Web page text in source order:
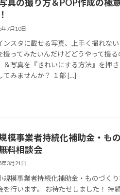
写真の撮り方＆POP作成の極
年7月10日
ンスタに載せる写真、上手く撮れな
撮ってみたいんだけどどうやって撮
＆写真を『きれいにする方法』を押
てみませんか？ １部 […]
模事業者持続化補助金・も
料相談会
年3月21日
規模事業者持続化補助金・ものづく
を行います。 お待たせしました！ 持